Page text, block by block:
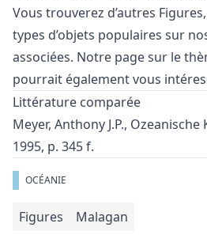
Vous trouverez d’autres Figures,
types d’objets populaires sur
associées. Notre page sur le
pourrait également vous
Littérature comparée
Meyer, Anthony J.P.,
1995, p. 345 f.
OCÉANIE
Figures Malagan